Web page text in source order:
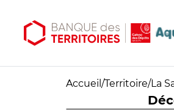
Accueil /Territoire/La